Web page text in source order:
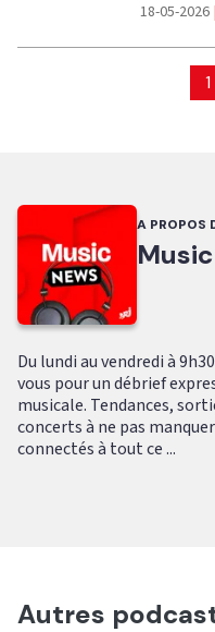
18-05-2026 |
1
A PROPOS
Du lundi au vendredi à
vous pour un débrief
musicale. Tendances,
concerts à ne pas
connectés à tout ce ...
Autres